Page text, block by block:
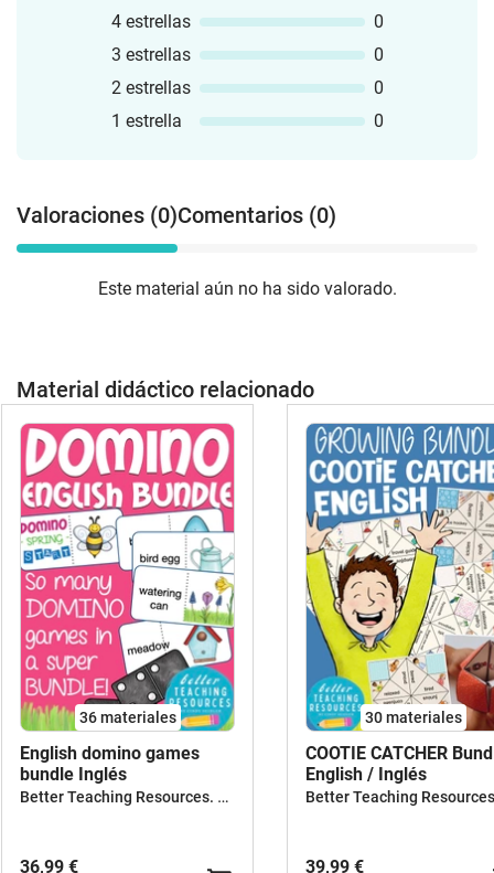
4 estrellas
0
3 estrellas
0
2 estrellas
0
1 estrella
0
Valoraciones (0)Comentarios (0)
Este material aún no ha sido valorado.
Material didáctico relacionado
36 materiales
English domino games
bundle Inglés
Better Teaching Resources. Longer coffee breaks.
36,99 €
30 materiales
COOTIE CATCHER
English / Inglés
39,99 €